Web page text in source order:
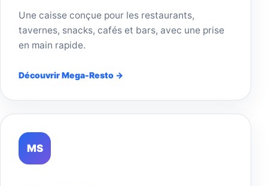
Une caisse conçue pour les restaurants,
tavernes, snacks, cafés et bars, avec une prise
en main rapide.
Découvrir Mega-Resto →
MS